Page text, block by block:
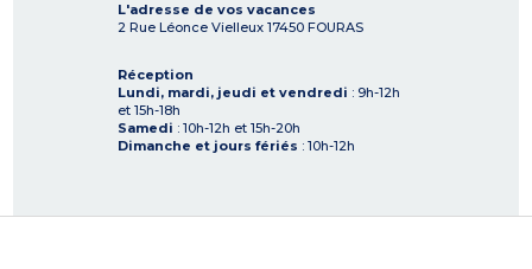
L'adresse de vos vacances
2 Rue Léonce Vielleux 17450 FOURAS
Réception
Lundi, mardi, jeudi et vendredi : 9h-12h
et 15h-18h
Samedi : 10h-12h et 15h-20h
Dimanche et jours fériés : 10h-12h